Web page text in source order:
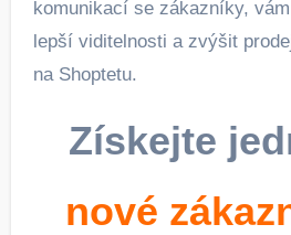
komunikací se zákazníky,
lepší viditelnosti a zvýšit
na Shoptetu.
Získejte
nové